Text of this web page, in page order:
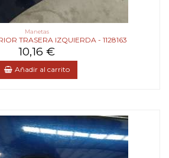
Manetas
TRASERA IZQUIERDA - 1128163
10,16 €
Añadir al carrito